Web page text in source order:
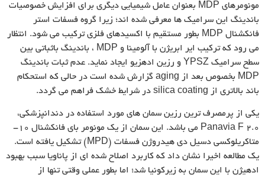
مونومرهای MDP بعنوان عامل شیمیایی دیگری برای افزایش خصوصیات
باندینگ این سرامیک ها معرفی شده اند؛ زیرا گروه فسفات استر
فانکشنال MDP بطور مستقیم با اکسیدهای فلزی ترکیب می شود. انتظار
می رود که ترکیب ایر ابریژن با آلومینا و MDP ، باندینگ باثباتی بین
سطح سرامیک YPSZ و رزین ادهزیو ایجاد نماید. عدم ثبات باندینگ
MDP بخصوص بعد از aging گزارش شده است در حالی که استحکام
باند بالاتری از silica coating در شرایط خشک فراهم می گردد.
یکی از پرمصرف ترین رزین سمان های مورد استفاده در دندانپزشکی،
Panavia F 2.0 می باشد. این سمان از یک مونومر بای فانکشنال ۱۰-
متاکریلوکسی دسیل دی هیدروژن فسفات (MPD) تشکیل یافته است.
یک مطالعه اخیرا نشان داد که کاربرد اصلاح شده ای از پاناویا سبب بهبود
ادهیژن با این سمان به زیرکونیا شد؛ اما بطور عملی وقتی تنها از